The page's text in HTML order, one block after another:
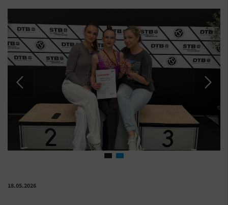
18.05.2026